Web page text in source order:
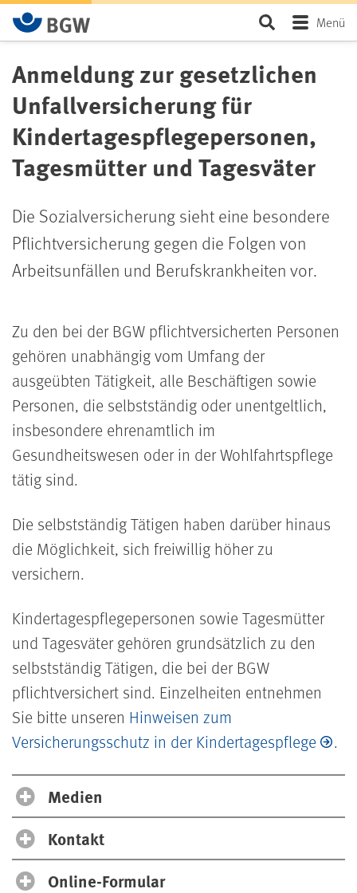
Zum Hauptinhalt springen SeiteMenü
Anmeldung zur gesetzlichen
Unfallversicherung für
Kindertagespflegepersonen,
Tagesmütter und Tagesväter
Die Sozialversicherung sieht eine besondere
Pflichtversicherung gegen die Folgen von
Arbeitsunfällen und Berufskrankheiten vor.
Zu den bei der BGW pflichtversicherten Personen
gehören unabhängig vom Umfang der
ausgeübten Tätigkeit, alle Beschäftigen sowie
Personen, die selbstständig oder unentgeltlich,
insbesondere ehrenamtlich im
Gesundheitswesen oder in der Wohlfahrtspflege
tätig sind.
Die selbstständig Tätigen haben darüber hinaus
die Möglichkeit, sich freiwillig höher zu
versichern.
Kindertagespflegepersonen sowie Tagesmütter
und Tagesväter gehören grundsätzlich zu den
selbstständig Tätigen, die bei der BGW
pflichtversichert sind. Einzelheiten entnehmen
Sie bitte unseren Hinweisen zum
Versicherungsschutz in der Kindertagespflege
.
Medien
Kontakt
Online-Formular